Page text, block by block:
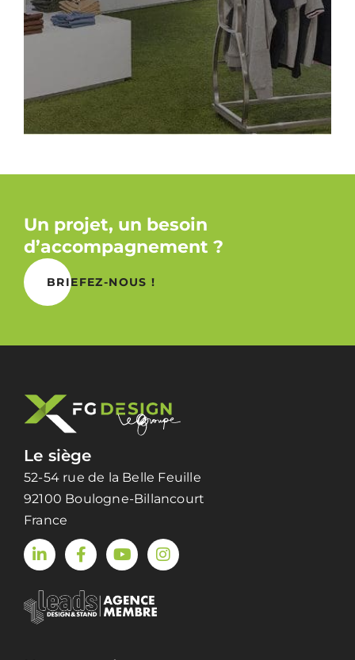
Un projet, un besoin
d’accompagnement ?
BRIEFEZ-NOUS !
Le siège
52-54 rue de la Belle Feuille
92100 Boulogne-Billancourt
France